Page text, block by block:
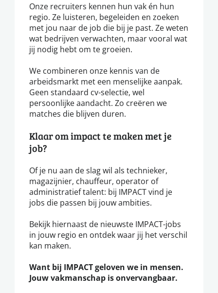
Onze recruiters kennen hun vak én hun
regio. Ze luisteren, begeleiden en zoeken
met jou naar de job die bij je past. Ze weten
wat bedrijven verwachten, maar vooral wat
jij nodig hebt om te groeien.
We combineren onze kennis van de
arbeidsmarkt met een menselijke aanpak.
Geen standaard cv-selectie, wel
persoonlijke aandacht. Zo creëren we
matches die blijven duren.
Klaar om impact te maken met je
job?
Of je nu aan de slag wil als technieker,
magazijnier, chauffeur, operator of
administratief talent: bij IMPACT vind je
jobs die passen bij jouw ambities.
Bekijk hiernaast de nieuwste IMPACT-jobs
in jouw regio en ontdek waar jij het verschil
kan maken.
Want bij IMPACT geloven we in mensen.
Jouw vakmanschap is onvervangbaar.